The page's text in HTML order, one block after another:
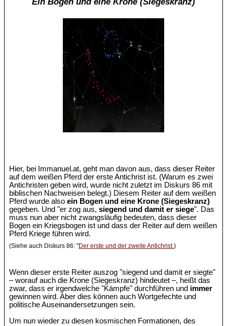
Hier, bei Immanuel.at, geht man davon aus, dass dieser Reiter
auf dem weißen Pferd der erste Antichrist ist. (Warum es zwei
Antichristen geben wird, wurde nicht zuletzt im Diskurs 86 mit
biblischen Nachweisen belegt.) Diesem Reiter auf dem weißen
Pferd wurde alsoein Bogen und eine Krone (Siegeskranz)
gegeben. Und "er zog aus,siegend und damit er siege". Das
muss nun aber nicht zwangsläufig bedeuten, dass dieser
Bogen ein Kriegsbogen ist und dass der Reiter auf dem weißen
Pferd Kriege führen wird.
(Siehe auch Diskurs 86: "Der erste und der zweite Antichrist.)
Wenn dieser erste Reiter auszog "siegend und damit er siegte"
– worauf auch die Krone (Siegeskranz) hindeutet –, heißt das
zwar, dass er irgendwelche "Kämpfe" durchführen und immer
gewinnen wird. Aber dies können auch Wortgefechte und
politische Auseinandersetzungen sein.
Um nun wieder zu diesen kosmischen Formationen, des